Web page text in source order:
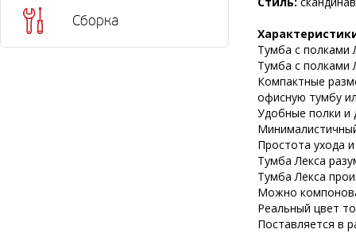
Сборка
Тумба с полками
Тумба с полками
Компактные
офисную тумбу
Удобные полки и
Простота ухода
Тумба Лекса
Тумба Лекса
Можно
Реальный цвет
Поставляется в